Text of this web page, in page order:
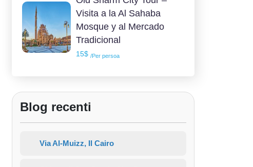
Visita a la Al Sahaba
Mosque y al Mercado
Tradicional
15$ /Per persoa
Blog recenti
Via Al-Muizz, Il Cairo